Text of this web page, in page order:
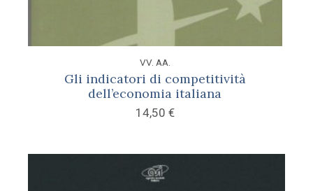
VV. AA.
Gli indicatori di competitività
dell’economia italiana
14,50 €